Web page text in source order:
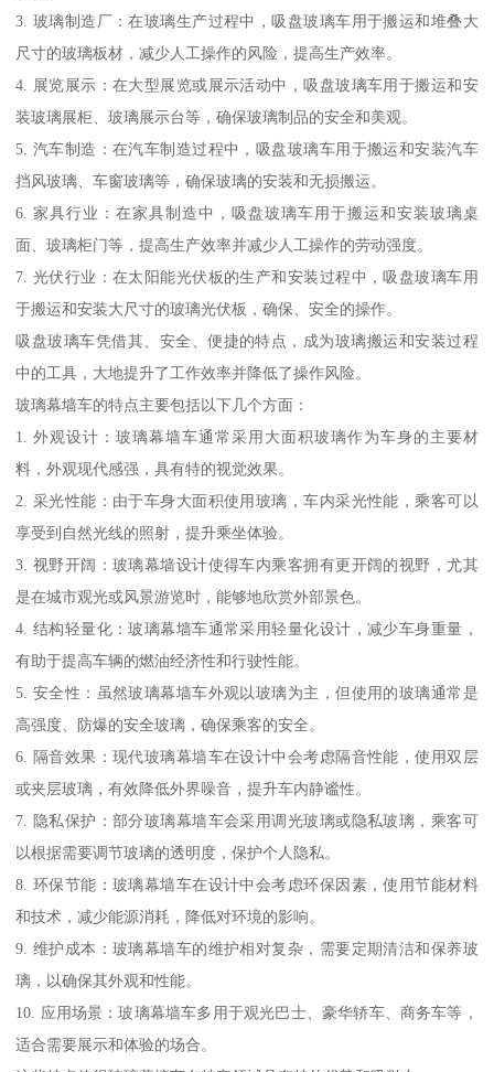
3. 玻璃制造厂：在玻璃生产过程中，吸盘玻璃车用于搬运和堆叠大
尺寸的玻璃板材，减少人工操作的风险，提高生产效率。
4. 展览展示：在大型展览或展示活动中，吸盘玻璃车用于搬运和安
装玻璃展柜、玻璃展示台等，确保玻璃制品的安全和美观。
5. 汽车制造：在汽车制造过程中，吸盘玻璃车用于搬运和安装汽车
挡风玻璃、车窗玻璃等，确保玻璃的安装和无损搬运。
6. 家具行业：在家具制造中，吸盘玻璃车用于搬运和安装玻璃桌
面、玻璃柜门等，提高生产效率并减少人工操作的劳动强度。
7. 光伏行业：在太阳能光伏板的生产和安装过程中，吸盘玻璃车用
于搬运和安装大尺寸的玻璃光伏板，确保、安全的操作。
吸盘玻璃车凭借其、安全、便捷的特点，成为玻璃搬运和安装过程
中的工具，大地提升了工作效率并降低了操作风险。
玻璃幕墙车的特点主要包括以下几个方面：
1. 外观设计：玻璃幕墙车通常采用大面积玻璃作为车身的主要材
料，外观现代感强，具有特的视觉效果。
2. 采光性能：由于车身大面积使用玻璃，车内采光性能，乘客可以
享受到自然光线的照射，提升乘坐体验。
3. 视野开阔：玻璃幕墙设计使得车内乘客拥有更开阔的视野，尤其
是在城市观光或风景游览时，能够地欣赏外部景色。
4. 结构轻量化：玻璃幕墙车通常采用轻量化设计，减少车身重量，
有助于提高车辆的燃油经济性和行驶性能。
5. 安全性：虽然玻璃幕墙车外观以玻璃为主，但使用的玻璃通常是
高强度、防爆的安全玻璃，确保乘客的安全。
6. 隔音效果：现代玻璃幕墙车在设计中会考虑隔音性能，使用双层
或夹层玻璃，有效降低外界噪音，提升车内静谧性。
7. 隐私保护：部分玻璃幕墙车会采用调光玻璃或隐私玻璃，乘客可
以根据需要调节玻璃的透明度，保护个人隐私。
8. 环保节能：玻璃幕墙车在设计中会考虑环保因素，使用节能材料
和技术，减少能源消耗，降低对环境的影响。
9. 维护成本：玻璃幕墙车的维护相对复杂，需要定期清洁和保养玻
璃，以确保其外观和性能。
10. 应用场景：玻璃幕墙车多用于观光巴士、豪华轿车、商务车等，
适合需要展示和体验的场合。